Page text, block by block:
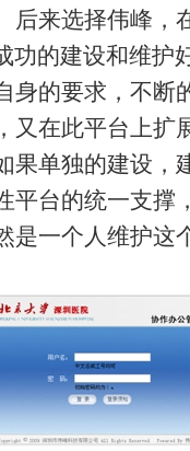
后来选择伟峰，
功的建设和维护
身的要求，不断
又在此平台上扩
果单独的建设，
平台的统一支撑
是一个人维护这